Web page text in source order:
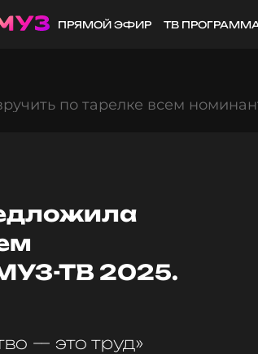
ПРЯМОЙ ЭФИР ТВ
по тарелке всем
ТВ 2025.
— это труд»